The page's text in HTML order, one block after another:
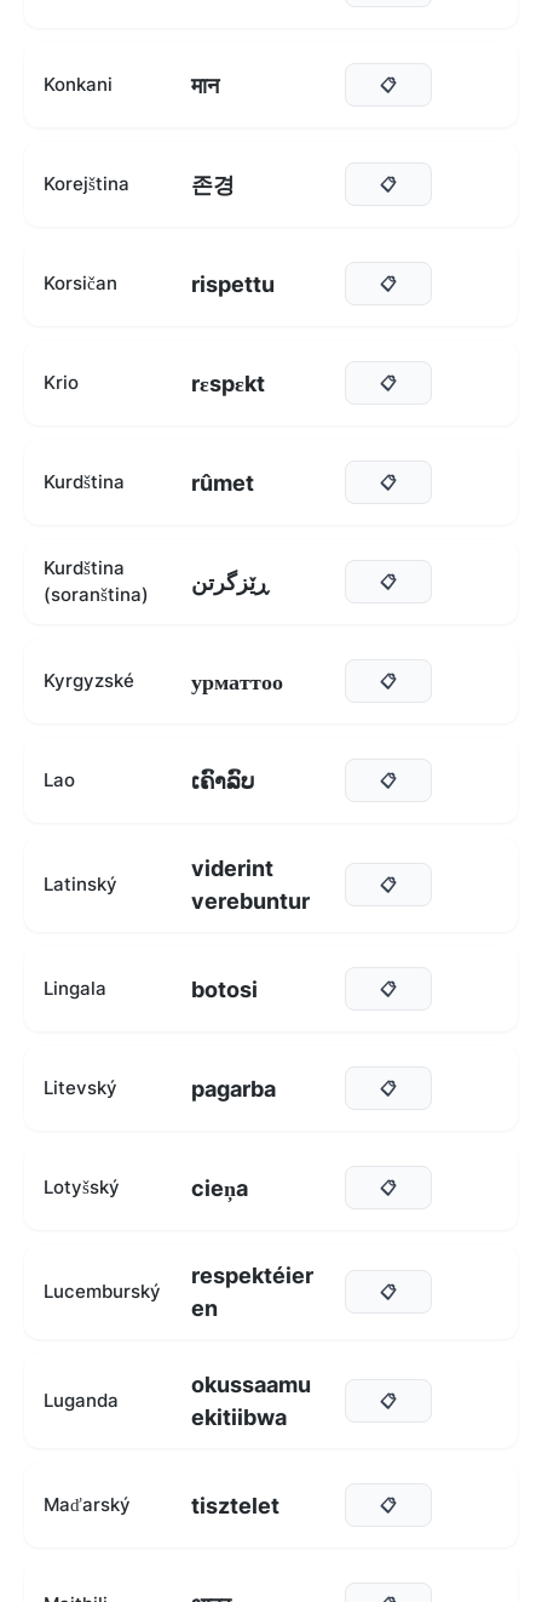
Konkani मान 📋
Korejština 존경 📋
Korsičan rispettu 📋
Krio rɛspɛkt 📋
Kurdština rûmet 📋
Kurdština
(soranština)
ڕێزگرتن 📋
Kyrgyzské урматтоо 📋
Lao ເຄົາລົບ 📋
Latinský
viderint
verebuntur
📋
Lingala botosi 📋
Litevský pagarba 📋
Lotyšský cieņa 📋
Lucemburský
respektéier
en
📋
Luganda
okussaamu
ekitiibwa
📋
Maďarský tisztelet 📋